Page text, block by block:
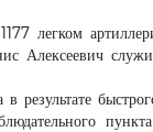
легком
Алексеевич
результате